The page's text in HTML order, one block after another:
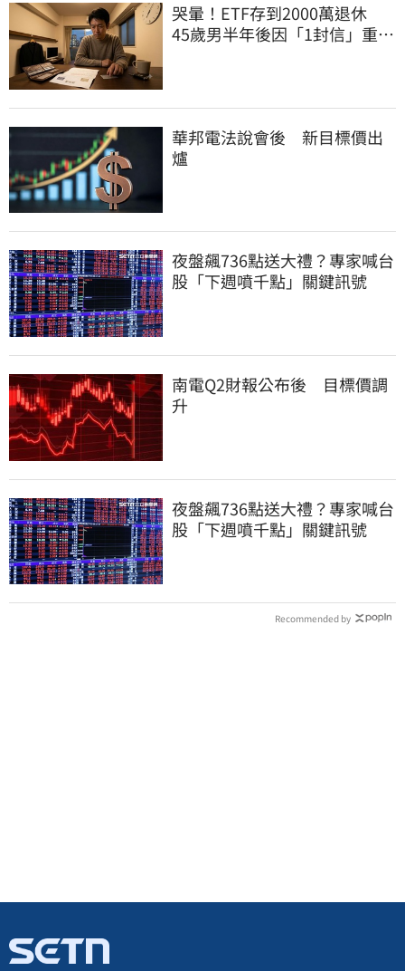
哭暈！ETF存到2000萬退休
45歲男半年後因「1封信」重回
華邦電法說會後 新目標價出
爐
夜盤飆736點送大禮？專家喊台
股「下週噴千點」關鍵訊號
南電Q2財報公布後 目標價調
升
夜盤飆736點送大禮？專家喊台
股「下週噴千點」關鍵訊號
Recommended by